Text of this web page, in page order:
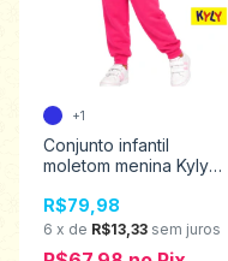
Conjunto infantil
moletom menina Kyly
1001531
R$79,98
6 x de R$13,33 sem juros
+1